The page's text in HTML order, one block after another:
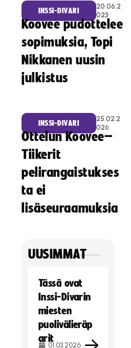
INSSI-DIVARI
20.06.2
023
Koovee pudottelee
sopimuksia, Topi
Nikkanen uusin
julkistus
INSSI-DIVARI
25.02.2
026
Ottelun Koovee–
Tiikerit
pelirangaistukses
ta ei
lisäseuraamuksia
UUSIMMAT
Tässä ovat
Inssi-Divarin
miesten
puolivälieräp
arit
01.03.2026